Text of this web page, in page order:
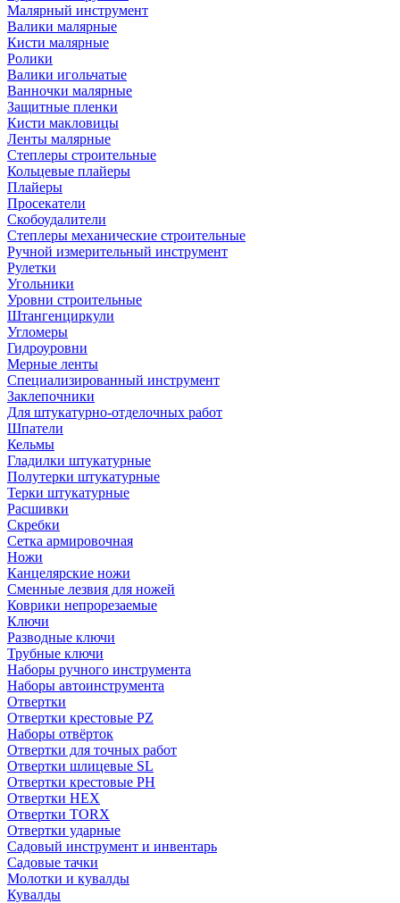
Малярный инструмент
Валики малярные
Кисти малярные
Ролики
Валики игольчатые
Ванночки малярные
Защитные пленки
Кисти макловицы
Ленты малярные
Степлеры строительные
Кольцевые плайеры
Плайеры
Просекатели
Скобоудалители
Степлеры механические строительные
Ручной измерительный инструмент
Рулетки
Угольники
Уровни строительные
Штангенциркули
Угломеры
Гидроуровни
Мерные ленты
Специализированный инструмент
Заклепочники
Для штукатурно-отделочных работ
Шпатели
Кельмы
Гладилки штукатурные
Полутерки штукатурные
Терки штукатурные
Расшивки
Скребки
Сетка армировочная
Ножи
Канцелярские ножи
Сменные лезвия для ножей
Коврики непрорезаемые
Ключи
Разводные ключи
Трубные ключи
Наборы ручного инструмента
Наборы автоинструмента
Отвертки
Отвертки крестовые PZ
Наборы отвёрток
Отвертки для точных работ
Отвертки шлицевые SL
Отвертки крестовые PH
Отвертки HEX
Отвертки TORX
Отвертки ударные
Садовый инструмент и инвентарь
Садовые тачки
Молотки и кувалды
Кувалды